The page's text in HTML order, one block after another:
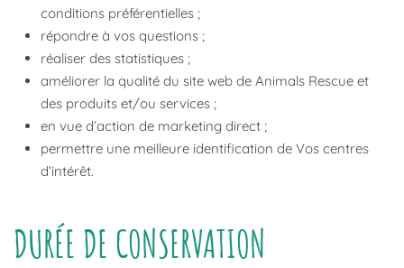
conditions préférentielles ;
répondre à vos questions ;
réaliser des statistiques ;
améliorer la qualité du site web de Animals Rescue et
des produits et/ou services ;
en vue d’action de marketing direct ;
permettre une meilleure identification de Vos centres
d’intérêt.
DURÉE DE CONSERVATION